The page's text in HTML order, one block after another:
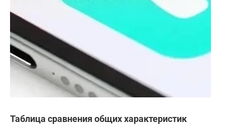
Таблица сравнения общих характеристик